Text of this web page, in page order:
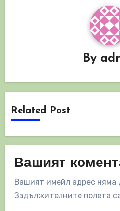
By
Related Post
Вашият
Вашият имейл адрес няма
Задължителните полета